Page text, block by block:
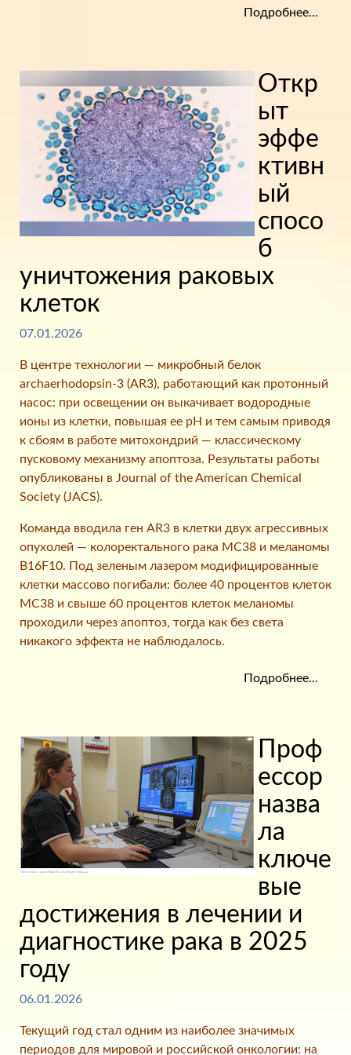
Подробнее...
Откр
ыт
эффе
ктивн
ый
спосо
б
уничтожения раковых
клеток
07.01.2026
В центре технологии — микробный белок
archaerhodopsin-3 (AR3), работающий как протонный
насос: при освещении он выкачивает водородные
ионы из клетки, повышая ее pH и тем самым приводя
к сбоям в работе митохондрий — классическому
пусковому механизму апоптоза. Результаты работы
опубликованы в Journal of the American Chemical
Society (JACS).
Команда вводила ген AR3 в клетки двух агрессивных
опухолей — колоректального рака MC38 и меланомы
B16F10. Под зеленым лазером модифицированные
клетки массово погибали: более 40 процентов клеток
MC38 и свыше 60 процентов клеток меланомы
проходили через апоптоз, тогда как без света
никакого эффекта не наблюдалось.
Подробнее...
Проф
ессор
назва
ла
ключе
вые
достижения в лечении и
диагностике рака в 2025
году
06.01.2026
Текущий год стал одним из наиболее значимых
периодов для мировой и российской онкологии: на